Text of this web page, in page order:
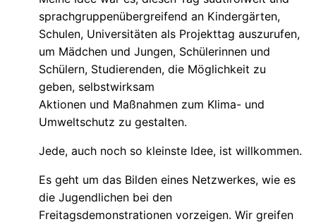
sprachgruppenübergreifend an Kindergärten,
Schulen, Universitäten als Projekttag auszurufen,
um Mädchen und Jungen, Schülerinnen und
Schülern, Studierenden, die Möglichkeit zu
geben, selbstwirksam
Aktionen und Maßnahmen zum Klima- und
Umweltschutz zu gestalten.
Jede, auch noch so kleinste Idee, ist willkommen.
Es geht um das Bilden eines Netzwerkes, wie es
die Jugendlichen bei den
Freitagsdemonstrationen vorzeigen. Wir greifen